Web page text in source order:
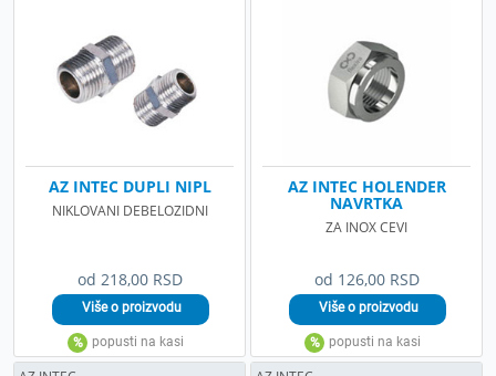
od 218,00 RSD
AZ INTEC DUPLI NIPL
NIKLOVANI DEBELOZIDNI
od 126,00 RSD
AZ INTEC HOLENDER
NAVRTKA
ZA INOX CEVI